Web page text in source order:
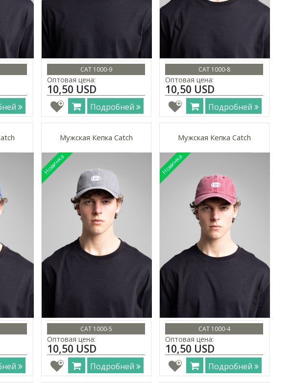
CAT 1000-9
Оптовая цена:
10,50 USD
Подробней
CAT 1000-8
Оптовая цена:
10,50 USD
Подробней
Мужская Кепка Catch
CAT 1000-5
Оптовая цена:
10,50 USD
Подробней
Мужская Кепка Catch
CAT 1000-4
Оптовая цена:
10,50 USD
Подробней